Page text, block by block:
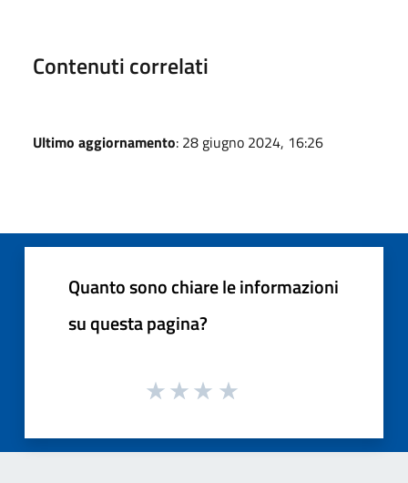
Contenuti correlati
Ultimo aggiornamento: 28 giugno 2024, 16:26
Quanto sono chiare le informazioni
su questa pagina?